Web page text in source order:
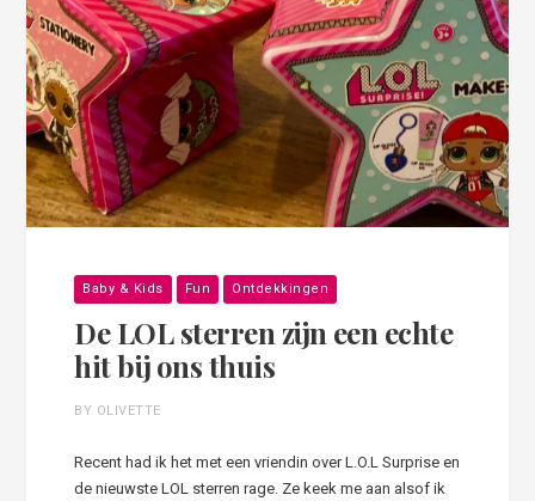
Baby & Kids Fun Ontdekkingen
De LOL sterren zijn een echte
hit bij ons thuis
BY OLIVETTE
Recent had ik het met een vriendin over L.O.L Surprise en
de nieuwste LOL sterren rage. Ze keek me aan alsof ik